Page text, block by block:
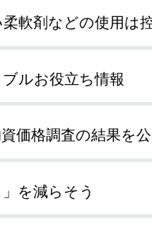
軟剤などの使用は
ルお役立ち情報
価格調査の結果を
」を減らそう